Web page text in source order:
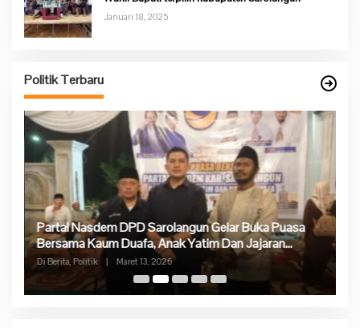
Januari 18, 2025
Politik Terbaru
Partai Nasdem DPD Sarolangun Gelar Buka Puasa
Bersama Kaum Duafa, Anak Yatim Dan Jajaran
Pengurus Partai Nasdem
Di Berita, Politik | Maret 13, 2026